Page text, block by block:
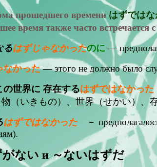
прошедшего времени はずでは
время также часто встречается
るはずじゃなかったのに—
なかった— этого не должно было
の世界に 存在するはずではなかった
物（いきもの）、世界（せかい）、
はずではなかった －
がない и ～ないはずだ